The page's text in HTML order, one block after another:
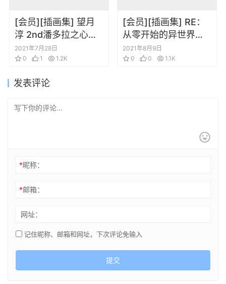
[会员][插画集] 望月
淳 2nd潘多拉之心画
集
PandoraHearts「Th
2021年7月28日
0
1 1.2K
[会员][插画集] RE：
从零开始的异世界生
活 Zero BD Booklet
2021年8月9日
0
0 1.1K
发表评论
*昵称：
*邮箱：
网址：
记住昵称、邮箱和网址，下次评论免输入
提交